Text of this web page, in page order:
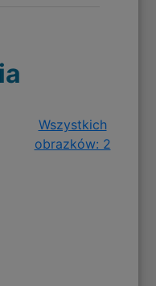
Wszystkich
obrazków: 2